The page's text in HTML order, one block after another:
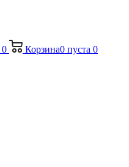
0 Корзина0 пуста 0